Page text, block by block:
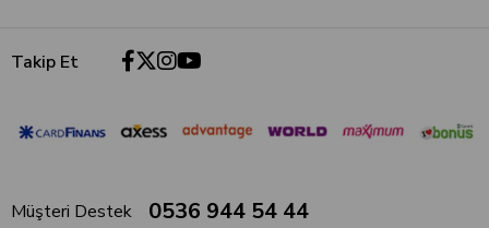
Takip Et
Müşteri Destek 0536 944 54 44